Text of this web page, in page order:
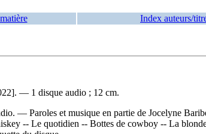
Index auteurs/
— 1 disque audio ; 12 cm.
— Paroles et musique en partie de Jocelyne
-- Le quotidien -- Bottes de cowboy -- La